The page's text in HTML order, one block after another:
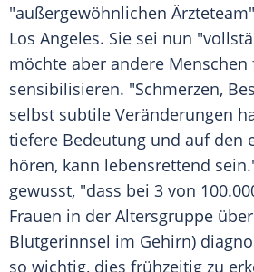
"außergewöhnlichen
Los Angeles. Sie sei nun
möchte aber andere Menschen
sensibilisieren. "Schmerzen,
selbst subtile Veränderungen
tiefere Bedeutung und auf den
hören, kann lebensrettend
gewusst, "dass bei 3 von
Frauen in der Altersgruppe
Blutgerinnsel im Gehirn)
so wichtig, dies frühzeitig zu